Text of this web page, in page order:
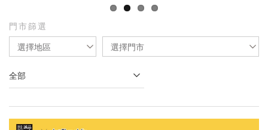
門市篩選
選擇地區 選擇門市
全部